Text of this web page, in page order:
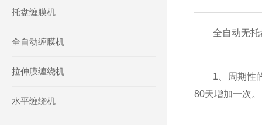
托盘缠膜机
全自动缠膜机
拉伸膜缠绕机
水平缠绕机
全自动无托
1、周期性的
80天增加一次。